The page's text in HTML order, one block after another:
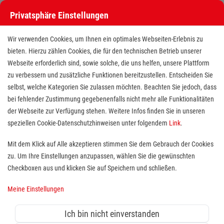
Exam. Pflegefachkraft (m/w/d) für
die Ambulante Pflege
Standort(e):Nordenham
auf Deinen Dienstplan wirklich verlassen kannst – mit
festen Tourenbereichen und klarer Kommunikation? Bei uns
erwartet Dich ein Team, das zusammenhält und Dich
Privatsphäre Einstellungen
Wir verwenden Cookies, um Ihnen ein optimales Webseiten-Erlebnis zu
bieten. Hierzu zählen Cookies, die für den technischen Betrieb unserer
Webseite erforderlich sind, sowie solche, die uns helfen, unsere Plattform
zu verbessern und zusätzliche Funktionen bereitzustellen. Entscheiden Sie
selbst, welche Kategorien Sie zulassen möchten. Beachten Sie jedoch, dass
bei fehlender Zustimmung gegebenenfalls nicht mehr alle Funktionalitäten
der Webseite zur Verfügung stehen. Weitere Infos finden Sie in unseren
speziellen Cookie-Datenschutzhinweisen unter folgendem Link.
Mit dem Klick auf Alle akzeptieren stimmen Sie dem Gebrauch der Cookies
zu. Um Ihre Einstellungen anzupassen, wählen Sie die gewünschten
Checkboxen aus und klicken Sie auf Speichern und schließen.
Meine Einstellungen
Ich bin nicht einverstanden